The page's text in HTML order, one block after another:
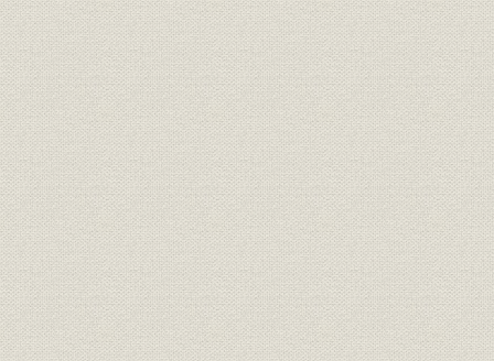
石町へ移転
製造工程
明治の錦絵「靴製造場の図」静
斎年一・画
[明治12年
資料
『東京流行細見記』の中の靴師
たち。(明治18年刊、告解図書館
蔵)
明治18年
靴;風俗
楊州周延「貴顕舞踏(きけんぶと
う)の略図」。女性の夜会服は、
襟元が広くあいたイブニング・
ドレス調が普通だが、図のよう
に襟元を包むのは、和服の習慣
から肌をあらわにすることを慎
んだからであろう(樋口弘氏蔵)
[明治20年
生産;業界
明治20年代東京各工場の靴の製
造実績
明治20年
(1898年)